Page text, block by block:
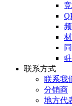
联系方式
联系我
分销商
地方代